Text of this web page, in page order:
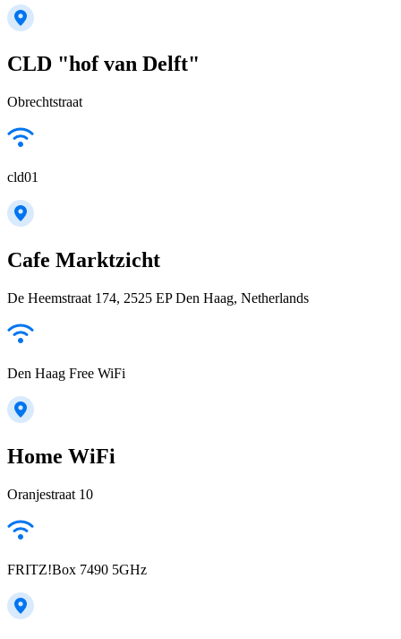
CLD "hof van Delft"
Obrechtstraat
cld01
Cafe Marktzicht
De Heemstraat 174, 2525 EP Den Haag, Netherlands
Den Haag Free WiFi
Home WiFi
Oranjestraat 10
FRITZ!Box 7490 5GHz